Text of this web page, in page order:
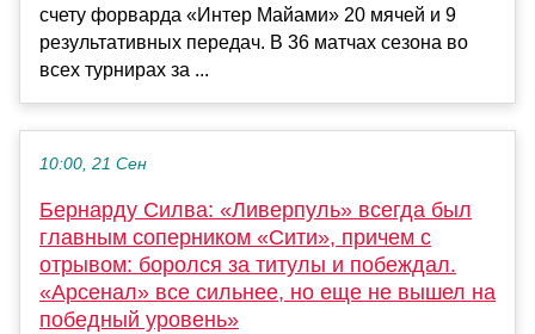
счету форварда «Интер Майами» 20 мячей и 9
результативных передач. В 36 матчах сезона во
всех турнирах за ...
10:00, 21 Сен
Бернарду Силва: «Ливерпуль» всегда был
главным соперником «Сити», причем с
отрывом: боролся за титулы и побеждал.
«Арсенал» все сильнее, но еще не вышел на
победный уровень»